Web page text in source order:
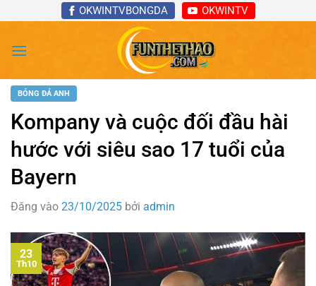
nội
OKWINTVBONGDA OKWINTV
BÓNG ĐÁ ANH
Kompany và cuộc đối đầu hài
hước với siêu sao 17 tuổi của
Bayern
Đăng vào 23/10/2025 bởi admin
23
Th10